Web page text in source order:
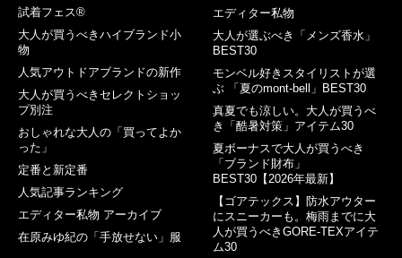
試着フェス®︎
大人が買うべきハイブランド小
物
人気アウトドアブランドの新作
大人が買うべきセレクトショッ
プ別注
おしゃれな大人の「買ってよか
った」
定番と新定番
人気記事ランキング
エディター私物 アーカイブ
在原みゆ紀の「手放せない」服
エディター私物
大人が選ぶべき「メンズ香水」
BEST30
モンベル好きスタイリストが選
ぶ 「夏のmont-bell」BEST30
真夏でも涼しい。大人が買うべ
き「酷暑対策」アイテム30
夏ボーナスで大人が買うべき
「ブランド財布」
BEST30【2026年最新】
【ゴアテックス】防水アウター
にスニーカーも。梅雨までに大
人が買うべきGORE-TEXアイテ
ム30